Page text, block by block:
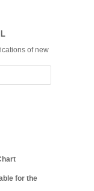
of new
for the